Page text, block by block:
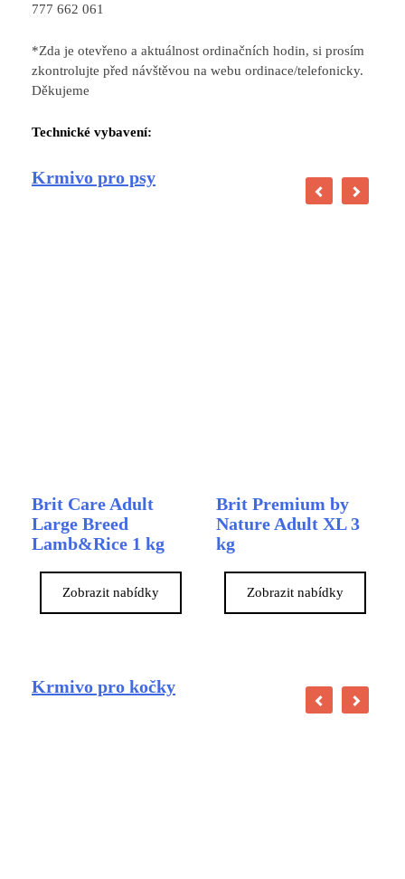
777 662 061
*Zda je otevřeno a aktuálnost ordinačních hodin, si prosím
zkontrolujte před návštěvou na webu ordinace/telefonicky.
Děkujeme
Technické vybavení:
Krmivo pro psy
Brit Care Adult
Large Breed
Lamb&Rice 1 kg
Zobrazit nabídky
Brit Premium by
Nature Adult XL 3
kg
Zobrazit nabídky
Krmivo pro kočky